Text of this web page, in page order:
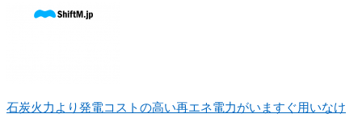
石炭火力より発電コストの高い再エネ電力がいますぐ用いなけ